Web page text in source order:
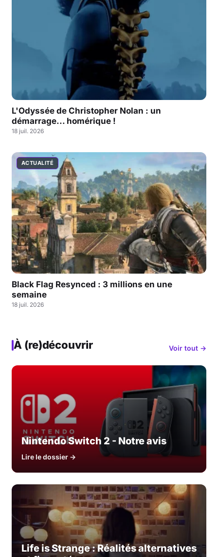
L'Odyssée de Christopher Nolan : un
démarrage... homérique !
18 juil. 2026
ACTUALITÉ
Black Flag Resynced : 3 millions en une
semaine
18 juil. 2026
À (re)découvrir Voir tout →
Nintendo Switch 2 - Notre avis
Lire le dossier →
Life is Strange : Réalités alternatives